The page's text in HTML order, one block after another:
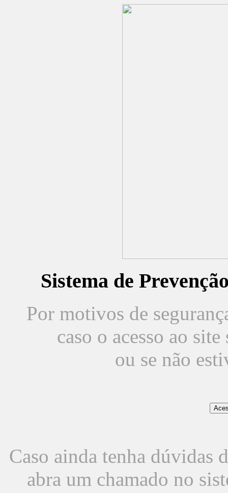
Sistema de
Por motivos de
caso o acesso ao
ou se não
Caso ainda tenha dúvidas
abra um chamado no